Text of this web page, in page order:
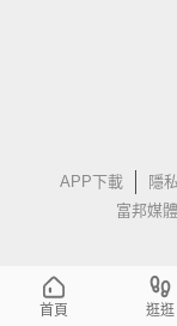
APP下載 隱
富邦媒
首頁 逛逛